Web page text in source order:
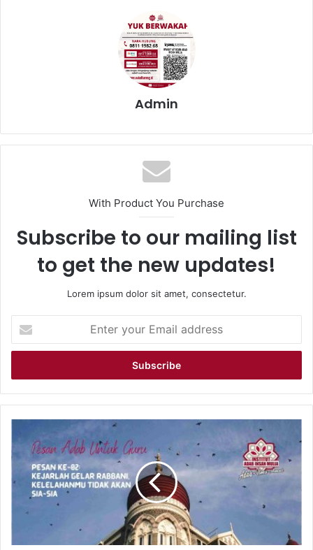
Admin
With Product You Purchase
Subscribe to our mailing list
to get the new updates!
Lorem ipsum dolor sit amet, consectetur.
your
Email
02:
Kejarlah
Gelar
Rabbani,
Kelelahanmu
Tidak
Sia-